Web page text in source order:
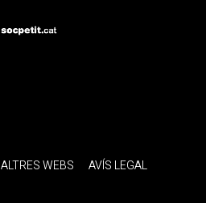
ALTRES WEBS
AVÍS LEGAL